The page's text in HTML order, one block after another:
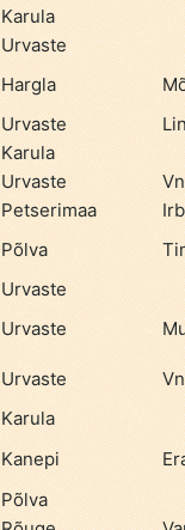
Karula
Urvaste
Hargla
Urvaste
Karula
Urvaste
Petserimaa
Põlva
Urvaste
Urvaste
Urvaste
Karula
Kanepi
Põlva